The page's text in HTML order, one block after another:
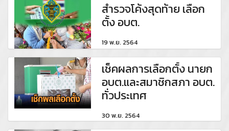
สำรวจโค้งสุดท้าย เลือก
ตั้ง อบต.
19 พ.ย. 2564
เช็คผลการเลือกตั้ง นายก
อบต.และสมาชิกสภา อบต.
ทั่วประเทศ
30 พ.ย. 2564